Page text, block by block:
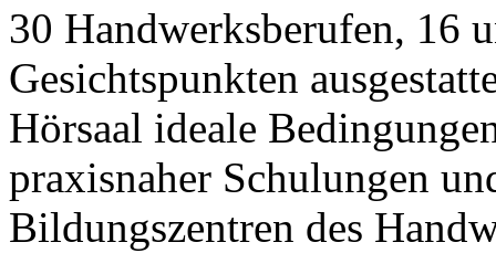
30 Handwerksberufen, 16
Gesichtspunkten
Hörsaal ideale
praxisnaher Schulungen
Bildungszentren des